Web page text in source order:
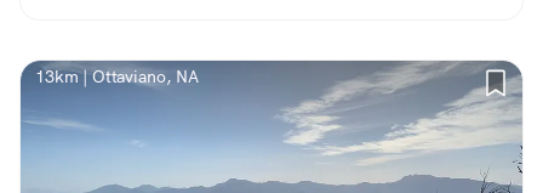
13km | Ottaviano, NA